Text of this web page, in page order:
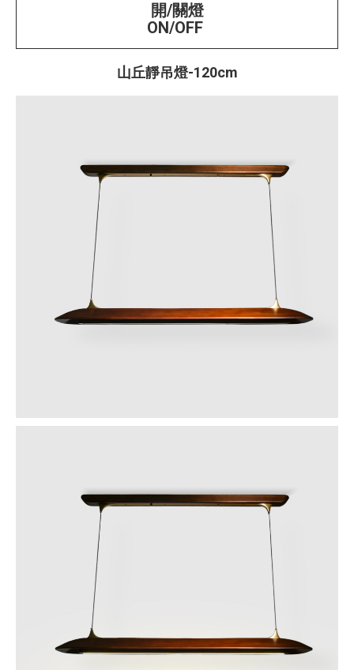
開/關燈
ON/OFF
山丘靜吊燈-120cm